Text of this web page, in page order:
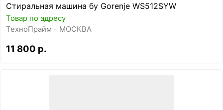
Стиральная машина бу Gorenje WS512SYW
Товар по адресу
ТехноПрайм - МОСКВА
11 800 р.